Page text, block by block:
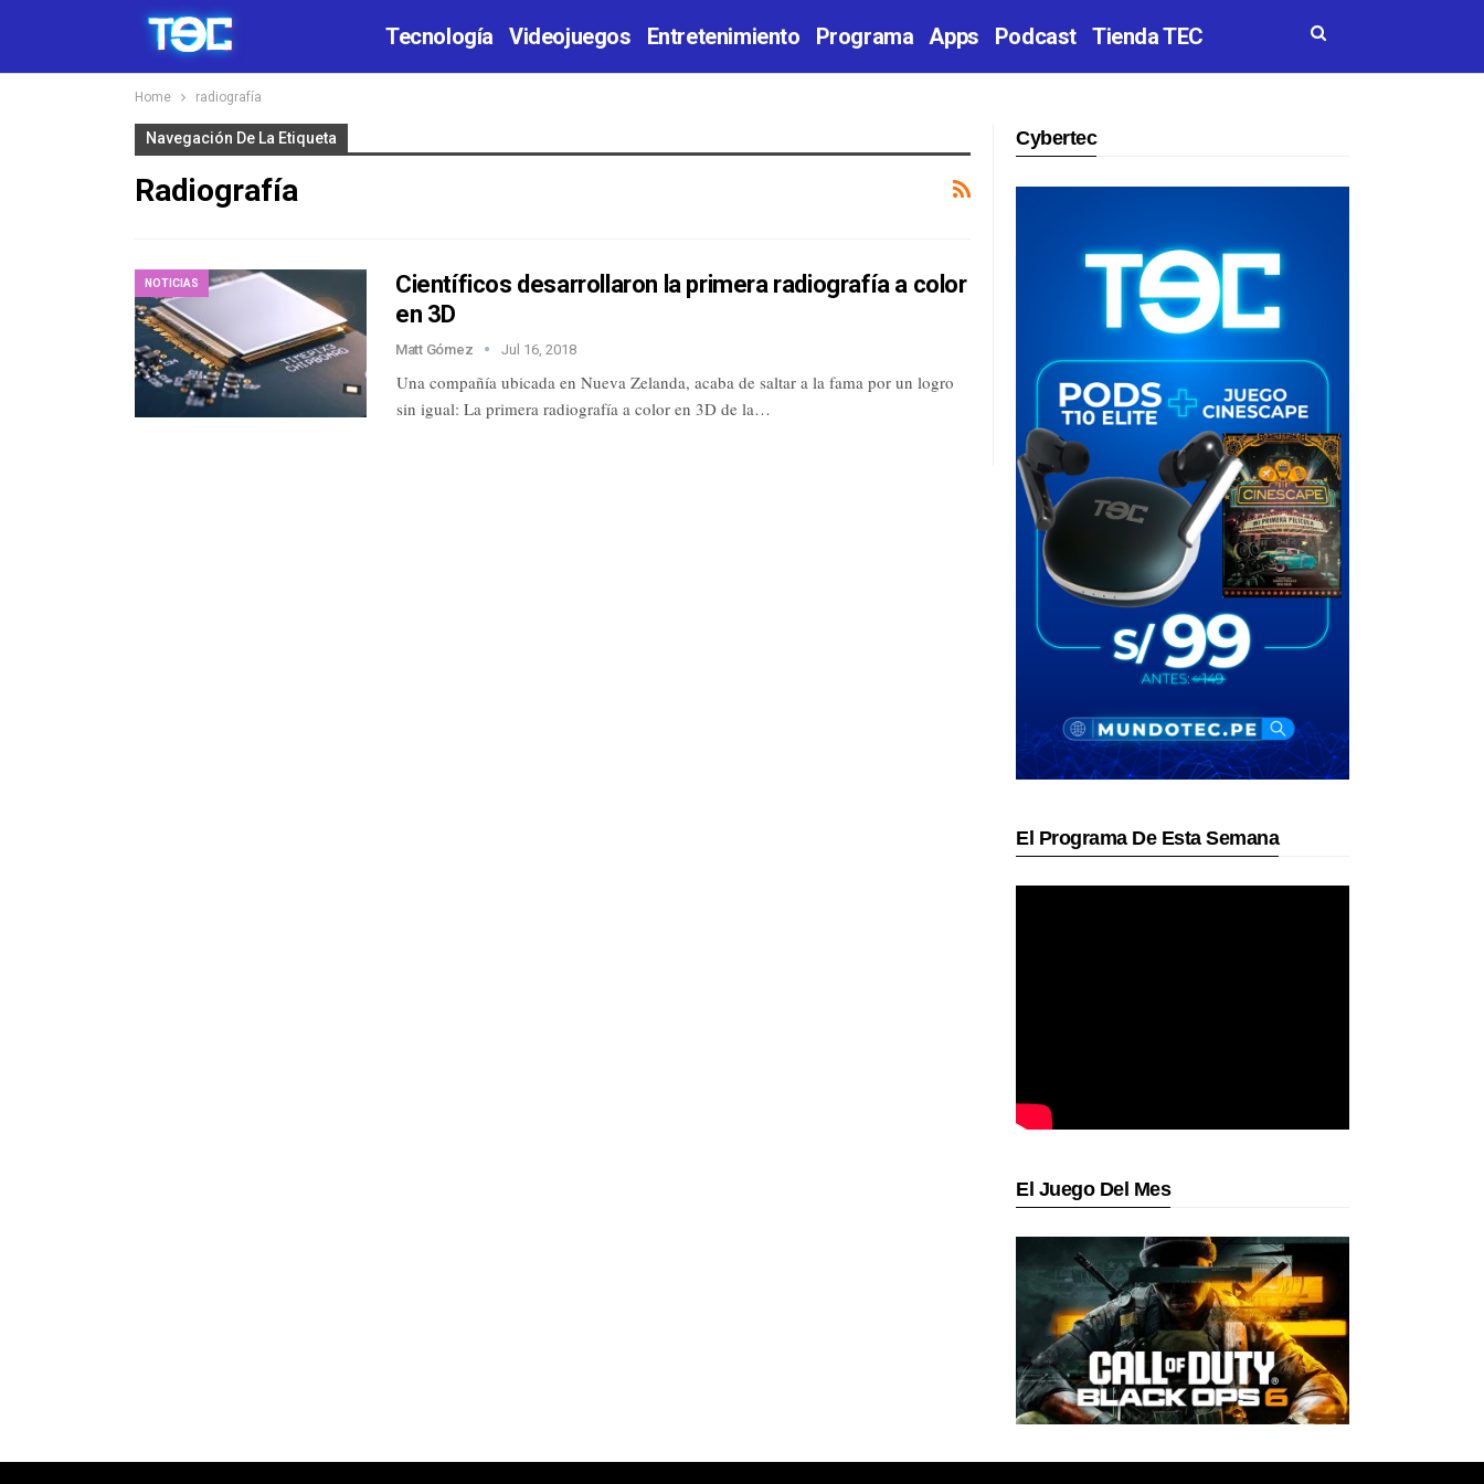
Tecnología Videojuegos Entretenimiento Programa Apps Podcast Tienda TEC
Home radiografía
Navegación De La Etiqueta
Radiografía
NOTICIAS
Científicos desarrollaron la primera radiografía a color
en 3D
Matt Gómez Jul 16, 2018
Una compañía ubicada en Nueva Zelanda, acaba de saltar a la fama por un logro
sin igual: La primera radiografía a color en 3D de la…
Cybertec
El Programa De Esta Semana
El Juego Del Mes